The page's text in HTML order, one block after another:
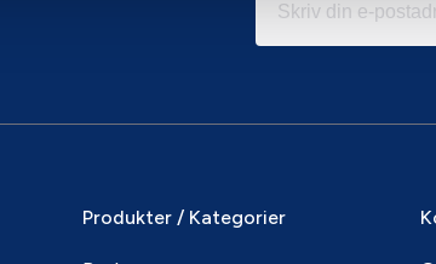
Produkter / Kategorier